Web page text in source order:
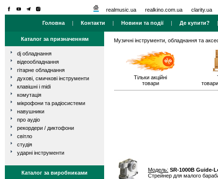
realmusic.ua realkino.com.ua clarity.ua
Головна | Контакти | Новини та події| Де купити?
Каталог за призначенням
dj обладнання
відеообладнання
гітарне обладнання
духові, смичкові інструменти
клавішні і midi
комутація
мікрофони та радіосистеми
навушники
про аудіо
рекордери / диктофони
світло
студія
ударні інструменти
Каталог за виробниками
Музичні інструменти, обладнання та
Тільки акційні
товари
Модель: SR-1000B Guide-
Стрейнер для малого